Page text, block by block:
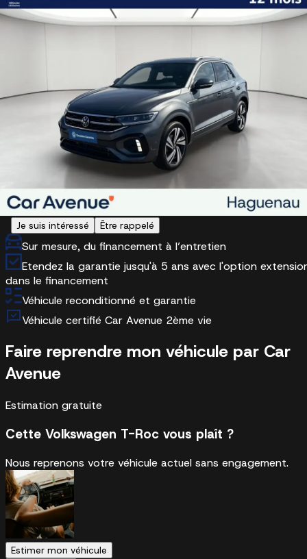
Projecteurs IQ.Light - Matrix LED
Réglage dynamique du site des phares
Options spéciales et packs spécifiques
Logo R-Line brodé sur les sièges avant
Pack Aide à la Conduite
Pack Visibilité
RDV d'essai
26 289 €
VOLKSWAGEN Haguenau
En stock
+33 3 88 05 42 60
Je suis intéressé Être rappelé
Sur mesure, du financement à l’entretien
Etendez la garantie jusqu'à 5 ans avec l'option
dans le financement
Véhicule reconditionné et garantie
Véhicule certifié Car Avenue 2ème vie
Faire reprendre mon véhicule par Car
Avenue
Estimation gratuite
Cette Volkswagen T-Roc vous plaît ?
Nous reprenons votre véhicule actuel sans engagement.
Estimer mon véhicule